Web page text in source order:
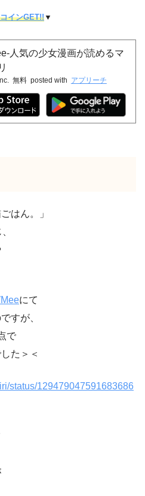
インGET!!▼
人気の少女漫画が読めるマ
無料 posted with アプリーチ
はん。」
にて
すが、
で
た＞＜
status/129479047591683686